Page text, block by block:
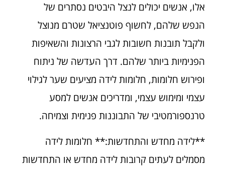
אלו, אנשים יכולים לנצל היבטים נסתרים של
הנפש שלהם, לחשוף פוטנציאל שטרם מנוצל
ולקבל תובנות חשובות לגבי הרצונות והשאיפות
הפנימיות ביותר שלהם. דרך העדשה של ניתוח
ופירוש חלומות, חלומות לידה מציעים שער לגילוי
עצמי ומימוש עצמי, ומדריכים אנשים למסע
טרנספורמטיבי של התבוננות פנימית וצמיחה.
**לידה מחדש והתחדשות:** חלומות לידה
מסמלים לעתים קרובות לידה מחדש או התחדשות